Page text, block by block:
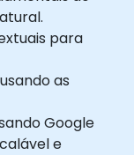
para
as
Google
e